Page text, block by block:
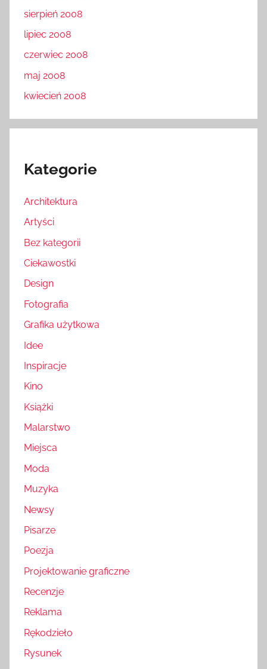
sierpień 2008
lipiec 2008
czerwiec 2008
maj 2008
kwiecień 2008
Kategorie
Architektura
Artyści
Bez kategorii
Ciekawostki
Design
Fotografia
Grafika użytkowa
Idee
Inspiracje
Kino
Książki
Malarstwo
Miejsca
Moda
Muzyka
Newsy
Pisarze
Poezja
Projektowanie graficzne
Recenzje
Reklama
Rękodzieło
Rysunek